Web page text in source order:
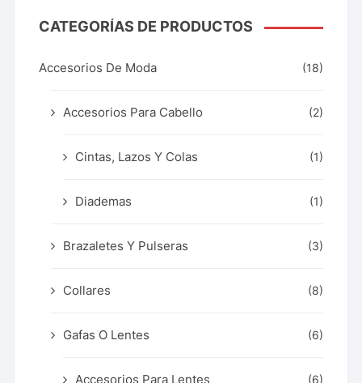
CATEGORÍAS DE PRODUCTOS
Accesorios De Moda (18)
Accesorios Para Cabello (2)
Cintas, Lazos Y Colas (1)
Diademas (1)
Brazaletes Y Pulseras (3)
Collares (8)
Gafas O Lentes (6)
Accesorios Para Lentes (6)